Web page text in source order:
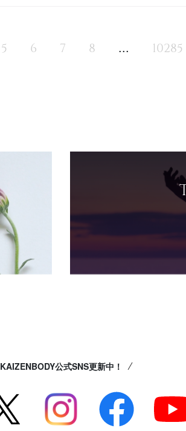
5 6 7 8 ... 10285
KAIZENBODY公式SNS更新中！